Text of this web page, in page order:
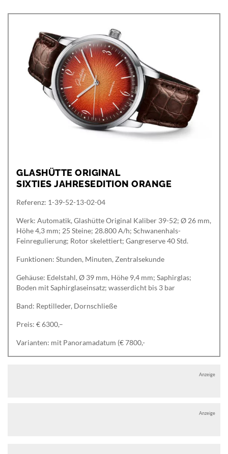
GLASHÜTTE ORIGINAL
SIXTIES JAHRESEDITION ORANGE
Referenz: 1-39-52-13-02-04
Werk: Automatik, Glashütte Original Kaliber 39-52; Ø 26 mm,
Höhe 4,3 mm; 25 Steine; 28.800 A/h; Schwanenhals-
Feinregulierung; Rotor skelettiert; Gangreserve 40 Std.
Funktionen: Stunden, Minuten, Zentralsekunde
Gehäuse: Edelstahl, Ø 39 mm, Höhe 9,4 mm; Saphirglas;
Boden mit Saphirglaseinsatz; wasserdicht bis 3 bar
Band: Reptilleder, Dornschließe
Preis: € 6300,–
Varianten: mit Panoramadatum (€ 7800,-
Anzeige
Anzeige